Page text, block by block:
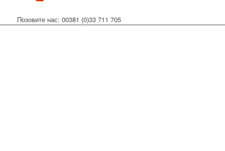
Позовите нас: 00381 (0)33 711 705